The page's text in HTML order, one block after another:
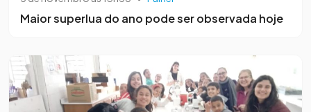
Maior superlua do ano pode ser observada hoje